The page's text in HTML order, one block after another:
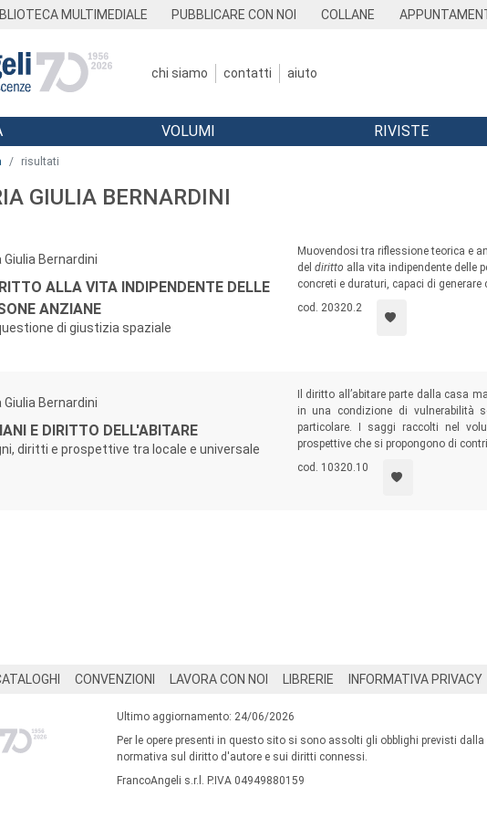
MULTIMEDIALE PUBBLICARE CON NOI COLLANE
chi siamo contatti aiuto
VOLUMI RIVISTE
risultati
GIULIA BERNARDINI
Giulia Bernardini
ALLA VITA INDIPENDENTE DELLE
ANZIANE
di giustizia spaziale
Muovendosi tra riflessione teorica e
del diritto alla vita indipendente delle
concreti e duraturi, capaci di
cod. 20320.2
Giulia Bernardini
E DIRITTO DELL'ABITARE
diritti e prospettive tra locale e universale
Il diritto all’abitare parte dalla casa
in una condizione di vulnerabilità
particolare. I saggi raccolti nel
prospettive che si propongono di
cod. 10320.10
CONVENZIONI LAVORA CON NOI LIBRERIE INFORMATIVA PRIVACY
Ultimo aggiornamento: 24/06/2026
Per le opere presenti in questo sito si sono assolti gli obblighi previsti dalla
normativa sul diritto d'autore e sui diritti connessi.
FrancoAngeli s.r.l. P.IVA 04949880159